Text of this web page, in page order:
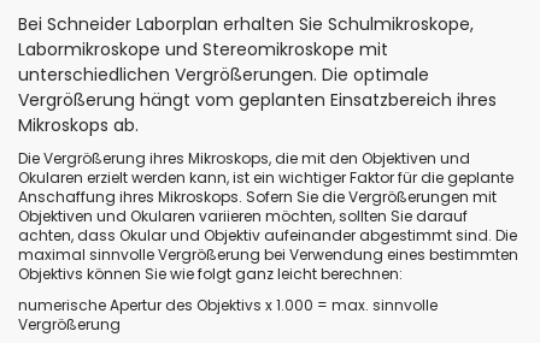
Bei Schneider Laborplan erhalten Sie Schulmikroskope,
Labormikroskope und Stereomikroskope mit
unterschiedlichen Vergrößerungen. Die optimale
Vergrößerung hängt vom geplanten Einsatzbereich ihres
Mikroskops ab.
Die Vergrößerung ihres Mikroskops, die mit den Objektiven und
Okularen erzielt werden kann, ist ein wichtiger Faktor für die geplante
Anschaffung ihres Mikroskops. Sofern Sie die Vergrößerungen mit
Objektiven und Okularen variieren möchten, sollten Sie darauf
achten, dass Okular und Objektiv aufeinander abgestimmt sind. Die
maximal sinnvolle Vergrößerung bei Verwendung eines bestimmten
Objektivs können Sie wie folgt ganz leicht berechnen:
numerische Apertur des Objektivs x 1.000 = max. sinnvolle
Vergrößerung